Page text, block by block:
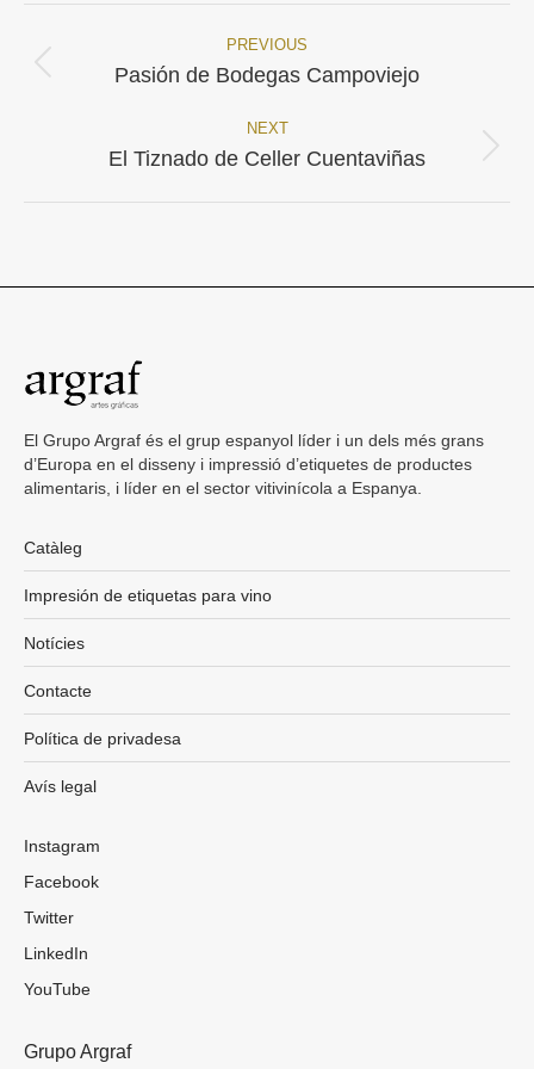
Project
PREVIOUS
Previous
Pasión de Bodegas Campoviejo
NEXT
Next
El Tiznado de Celler Cuentaviñas
El Grupo Argraf és el grup espanyol líder i un dels més grans
d’Europa en el disseny i impressió d’etiquetes de productes
alimentaris, i líder en el sector vitivinícola a Espanya.
Catàleg
Impresión de etiquetas para vino
Notícies
Contacte
Política de privadesa
Avís legal
Instagram
Facebook
Twitter
LinkedIn
YouTube
Grupo Argraf